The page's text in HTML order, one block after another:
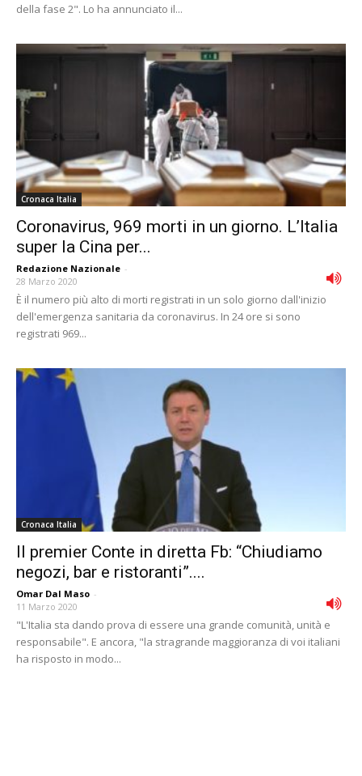
della fase 2". Lo ha annunciato il...
Cronaca Italia
Coronavirus, 969 morti in un giorno. L’Italia
super la Cina per...
Redazione Nazionale -
28 Marzo 2020
È il numero più alto di morti registrati in un solo giorno dall'inizio
dell'emergenza sanitaria da coronavirus. In 24 ore si sono
registrati 969...
Cronaca Italia
Il premier Conte in diretta Fb: “Chiudiamo
negozi, bar e ristoranti”....
Omar Dal Maso -
11 Marzo 2020
"L'Italia sta dando prova di essere una grande comunità, unità e
responsabile". E ancora, "la stragrande maggioranza di voi italiani
ha risposto in modo...